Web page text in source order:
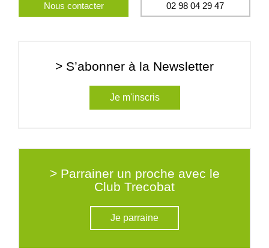
Nous contacter 02 98 04 29 47
> S’abonner à la Newsletter
Je m'inscris
> Parrainer un proche avec le
Club Trecobat
Je parraine